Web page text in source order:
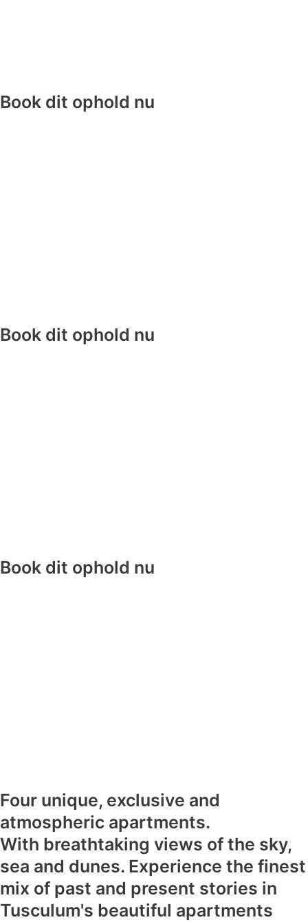
Book dit ophold nu
Book dit ophold nu
Book dit ophold nu
Four unique, exclusive and
atmospheric apartments.
With breathtaking views of the sky,
sea and dunes. Experience the finest
mix of past and present stories in
Tusculum's beautiful apartments